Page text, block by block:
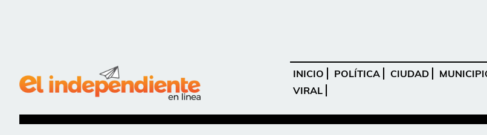
INICIO POLÍTICA CIUDAD
VIRAL